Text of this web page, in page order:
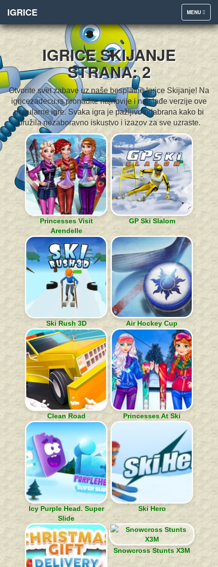
TOGGLE
NAVIGATION
MENU
IGRICE
IGRICE SKIJANJE
STRANA: 2
Otvorite svet zabave uz naše besplatne Igrice Skijanje! Na
igricezadecu.rs pronađite najnovije i najslađe verzije ove
popularne igre. Svaka igra je pažljivo odabrana kako bi
pružila nezaboravno iskustvo i izazov za sve uzraste.
Princesses Visit
Arendelle
GP Ski Slalom
Ski Rush 3D Air Hockey Cup
Clean Road Princesses At Ski
Icy Purple Head. Super
Slide
Ski Hero
Snowcross Stunts X3M